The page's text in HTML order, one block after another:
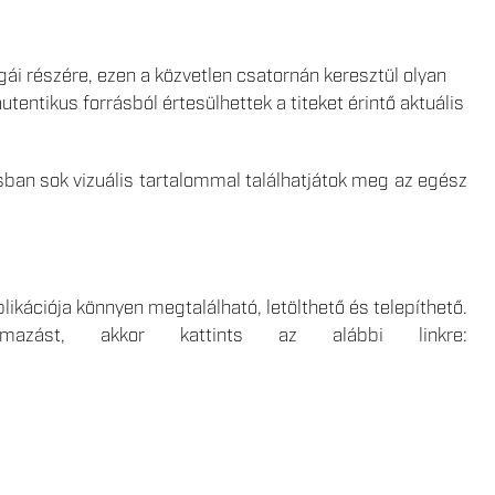
részére, ezen a közvetlen csatornán keresztül olyan
forrásból értesülhettek a titeket érintő aktuális
sok vizuális tartalommal találhatjátok meg az egész
könnyen megtalálható, letölthető és telepíthető.
akkor kattints az alábbi linkre: